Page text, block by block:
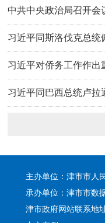
中共中央政治局召开
习近平同斯洛伐克总统
习近平对侨务工作作出
习近平同巴西总统卢拉
主办单位：津市市人
承办单位：津市市数
津市政府网站联系地